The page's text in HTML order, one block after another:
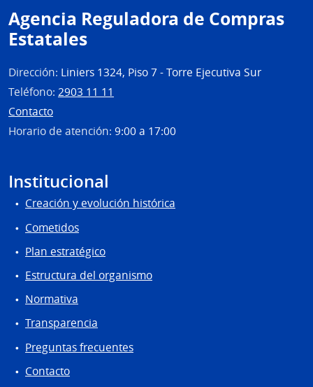
Agencia Reguladora de Compras
Estatales
Dirección: Liniers 1324, Piso 7 - Torre Ejecutiva Sur
Teléfono: 2903 11 11
Contacto
Horario de atención: 9:00 a 17:00
Institucional
Creación y evolución histórica
Cometidos
Plan estratégico
Estructura del organismo
Normativa
Transparencia
Preguntas frecuentes
Contacto